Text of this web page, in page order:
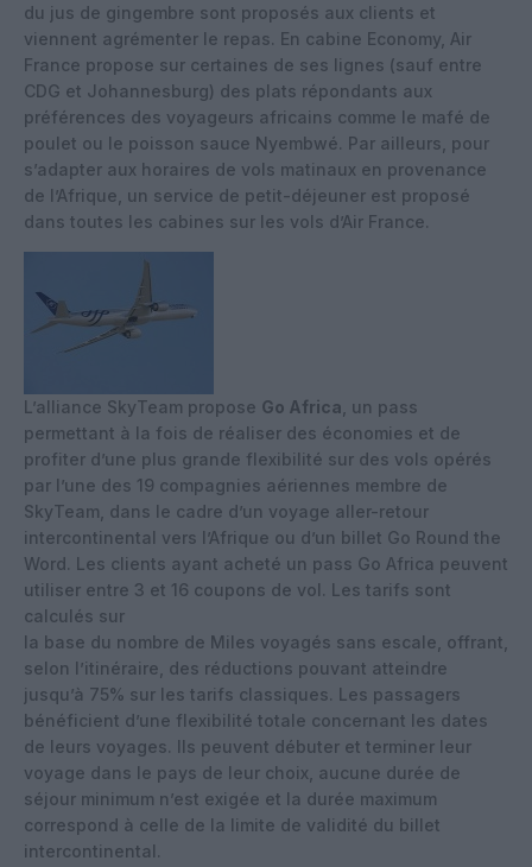
du jus de gingembre sont proposés aux clients et
viennent agrémenter le repas. En cabine Economy, Air
France propose sur certaines de ses lignes (sauf entre
CDG et Johannesburg) des plats répondants aux
préférences des voyageurs africains comme le mafé de
poulet ou le poisson sauce Nyembwé. Par ailleurs, pour
s’adapter aux horaires de vols matinaux en provenance
de l’Afrique, un service de petit-déjeuner est proposé
dans toutes les cabines sur les vols d’Air France.
L’alliance SkyTeam propose Go Africa , un pass
permettant à la fois de réaliser des économies et de
profiter d’une plus grande flexibilité sur des vols opérés
par l’une des 19 compagnies aériennes membre de
SkyTeam, dans le cadre d’un voyage aller-retour
intercontinental vers l’Afrique ou d’un billet Go Round the
Word. Les clients ayant acheté un pass Go Africa peuvent
utiliser entre 3 et 16 coupons de vol. Les tarifs sont
calculés sur
la base du nombre de Miles voyagés sans escale, offrant,
selon l’itinéraire, des réductions pouvant atteindre
jusqu’à 75% sur les tarifs classiques. Les passagers
bénéficient d’une flexibilité totale concernant les dates
de leurs voyages. Ils peuvent débuter et terminer leur
voyage dans le pays de leur choix, aucune durée de
séjour minimum n’est exigée et la durée maximum
correspond à celle de la limite de validité du billet
intercontinental.